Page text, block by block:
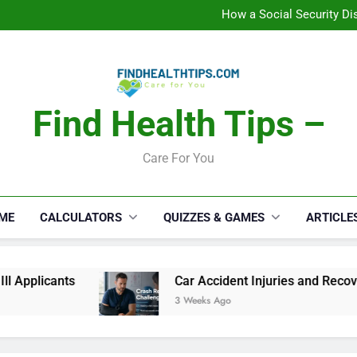
Car Accident Injuries and
Makeup
Car Accident Injuries and
Find Health Tips –
Care For You
CALCULATORS QUIZZES & GAMES
Car Accident Injuries and Recovery
3 Weeks Ago